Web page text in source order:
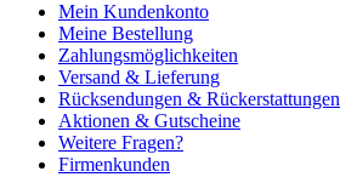
Mein Kundenkonto
Meine Bestellung
Zahlungsmöglichkeiten
Versand & Lieferung
Rücksendungen & Rückerstattungen
Aktionen & Gutscheine
Weitere Fragen?
Firmenkunden